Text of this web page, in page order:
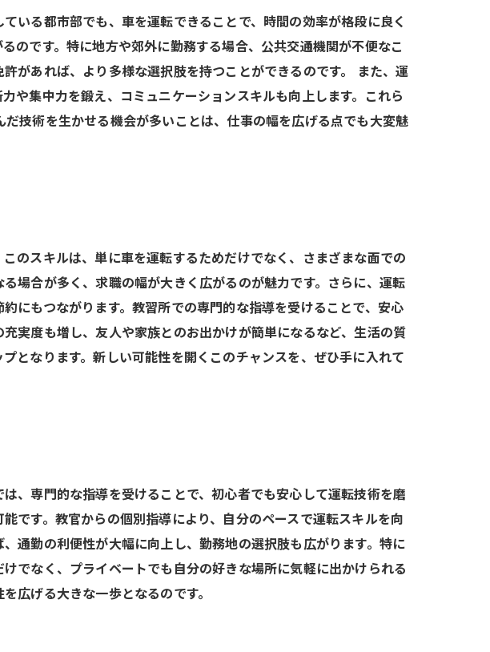
いる都市部でも、車を運転できることで、時間の効率が格段に良く
のです。特に地方や郊外に勤務する場合、公共交通機関が不便なこ
があれば、より多様な選択肢を持つことができるのです。 また、運
や集中力を鍛え、コミュニケーションスキルも向上します。これら
技術を生かせる機会が多いことは、仕事の幅を広げる点でも大変魅
のスキルは、単に車を運転するためだけでなく、さまざまな面での
場合が多く、求職の幅が大きく広がるのが魅力です。さらに、運転
にもつながります。教習所での専門的な指導を受けることで、安心
実度も増し、友人や家族とのお出かけが簡単になるなど、生活の質
となります。新しい可能性を開くこのチャンスを、ぜひ手に入れて
、専門的な指導を受けることで、初心者でも安心して運転技術を磨
です。教官からの個別指導により、自分のペースで運転スキルを向
通勤の利便性が大幅に向上し、勤務地の選択肢も広がります。特に
でなく、プライベートでも自分の好きな場所に気軽に出かけられる
広げる大きな一歩となるのです。